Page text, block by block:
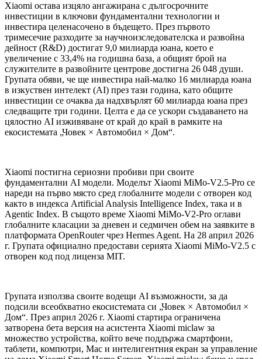
Xiaomi остава изцяло ангажирана с дългосрочните
инвестиции в ключови фундаментални технологии и
инвестира целенасочено в бъдещето. През първото
тримесечие разходите за научноизследователска и развойна
дейност (R&D) достигат 9,0 милиарда юана, което е
увеличение с 33,4% на годишна база, а общият брой на
служителите в развойните центрове достигна 26 048 души.
Групата обяви, че ще инвестира най-малко 16 милиарда юана
в изкуствен интелект (AI) през тази година, като общите
инвестиции се очаква да надхвърлят 60 милиарда юана през
следващите три години. Целта е да се ускори създаването на
цялостно AI изживяване от край до край в рамките на
екосистемата „Човек × Автомобил × Дом“.
Xiaomi постигна сериозни пробиви при своите
фундаментални AI модели. Моделът Xiaomi MiMo-V2.5-Pro се
нареди на първо място сред глобалните модели с отворен код
както в индекса Artificial Analysis Intelligence Index, така и в
Agentic Index. В същото време Xiaomi MiMo-V2-Pro оглави
глобалните класации за дневен и седмичен обем на заявките в
платформата OpenRouter чрез Hermes Agent. На 28 април 2026
г. Групата официално предостави серията Xiaomi MiMo-V2.5 с
отворен код под лиценза MIT.
Групата използва своите водещи AI възможности, за да
подсили всеобхватно екосистемата си „Човек × Автомобил ×
Дом“. През април 2026 г. Xiaomi стартира ограничена
затворена бета версия на асистента Xiaomi miclaw за
множество устройства, който вече поддържа смартфони,
таблети, компютри, Mac и интелигентния екран за управление